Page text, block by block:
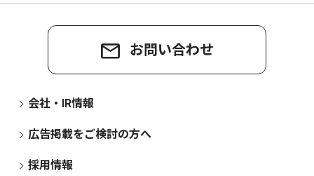
お問い合わせ
会社・IR情報
広告掲載をご検討の方へ
採用情報